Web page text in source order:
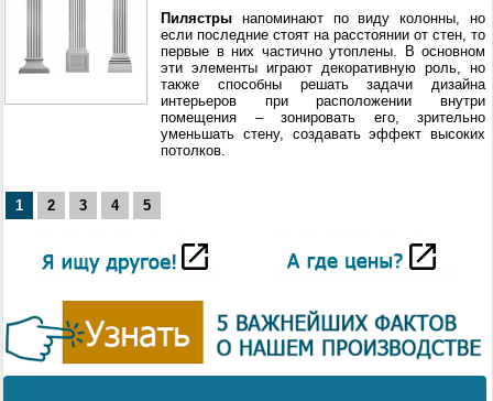
Пилястры напоминают по виду колонны, но
если последние стоят на расстоянии от стен, то
первые в них частично утоплены. В основном
эти элементы играют декоративную роль, но
также способны решать задачи дизайна
интерьеров при расположении внутри
помещения – зонировать его, зрительно
уменьшать стену, создавать эффект высоких
потолков.
1 2 3 4 5